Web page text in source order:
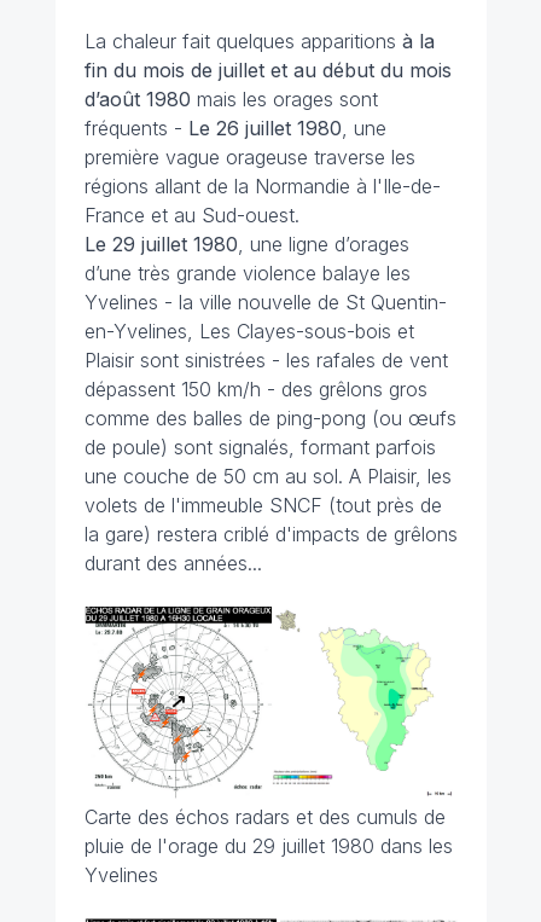
La chaleur fait quelques apparitions à la
fin du mois de juillet et au début du mois
d’août 1980 mais les orages sont
fréquents - Le 26 juillet 1980 , une
première vague orageuse traverse les
régions allant de la Normandie à l'Ile-de-
France et au Sud-ouest.
Le 29 juillet 1980 , une ligne d’orages
d’une très grande violence balaye les
Yvelines - la ville nouvelle de St Quentin-
en-Yvelines, Les Clayes-sous-bois et
Plaisir sont sinistrées - les rafales de vent
dépassent 150 km/h - des grêlons gros
comme des balles de ping-pong (ou œufs
de poule) sont signalés, formant parfois
une couche de 50 cm au sol. A Plaisir, les
volets de l'immeuble SNCF (tout près de
la gare) restera criblé d'impacts de grêlons
durant des années...
Carte des échos radars et des cumuls de
pluie de l'orage du 29 juillet 1980 dans les
Yvelines